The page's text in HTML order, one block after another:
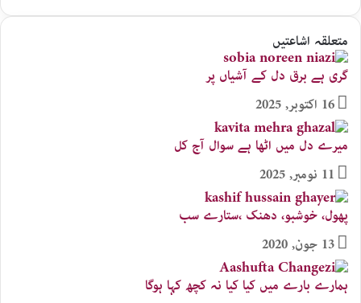
متعلقہ اشاعتیں
گری ہے برق دل کے آشیاں پر
16 اکتوبر, 2025
میرے دل میں اٹھا ہے سوال آج کل
11 نومبر, 2025
پھول، خوشبو، دھنک ،ستارے سب
13 جون, 2020
ہمارے بارے میں کیا کیا نہ کچھ کہا ہوگا